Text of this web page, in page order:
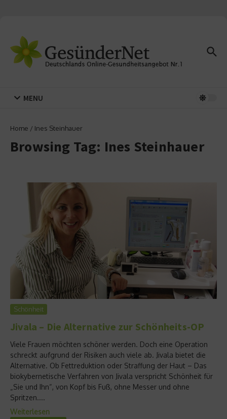
MENU
Home / Ines Steinhauer
Browsing Tag: Ines Steinhauer
Schönheit
Jivala – Die Alternative zur Schönheits-OP
Viele Frauen möchten schöner werden. Doch eine Operation
schreckt aufgrund der Risiken auch viele ab. Jivala bietet die
Alternative. Ob Fettreduktion oder Straffung der Haut – Das
biokybernetische Verfahren von Jivala verspricht Schönheit für
„Sie und Ihn“, von Kopf bis Fuß, ohne Messer und ohne
Spritzen....
Weiterlesen